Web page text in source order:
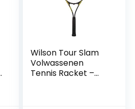
Wilson Tour Slam
Volwassenen
Tennis Racket –